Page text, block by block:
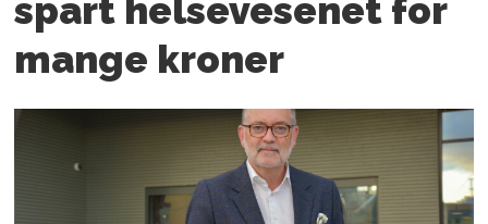
spart helsevesenet for
mange kroner